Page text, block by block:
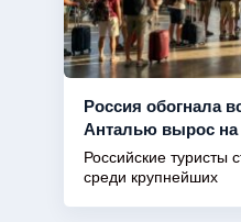
Россия обогнала
Анталью вырос
Российские туристы
среди крупнейших